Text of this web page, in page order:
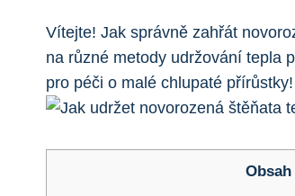
Vítejte! Jak správně zahřát
na různé metody udržování tepla
pro péči o malé chlupaté přírůstky!